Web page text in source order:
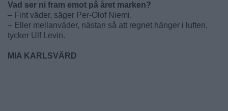
Vad ser ni fram emot på året marken?
– Fint väder, säger Per-Olof Niemi.
– Eller mellanväder, nästan så att regnet hänger i luften,
tycker Ulf Levin.
MIA KARLSVÄRD